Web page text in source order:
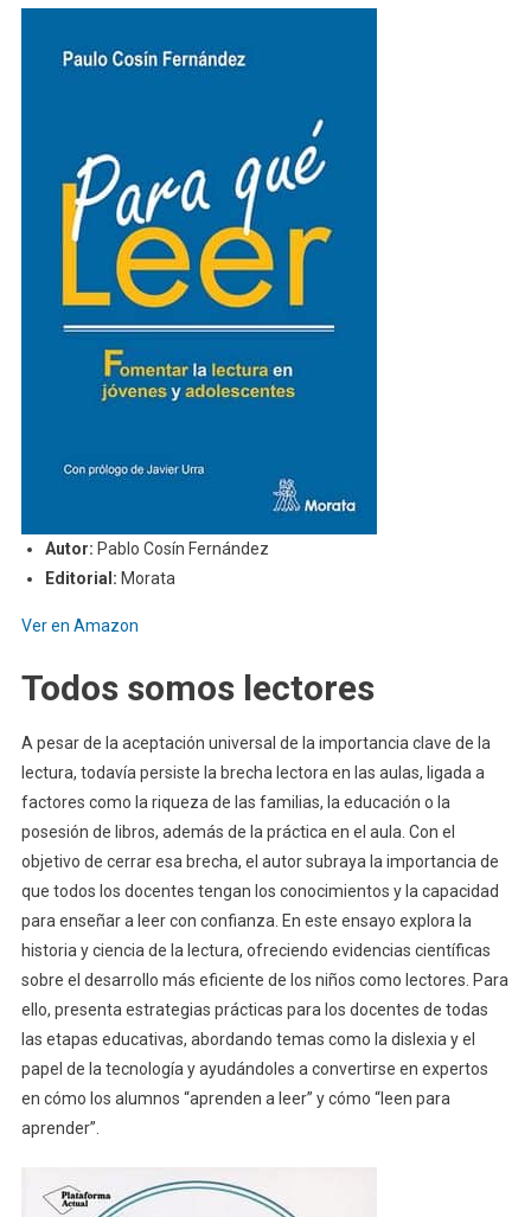
Autor: Pablo Cosín Fernández
Editorial: Morata
Ver en Amazon
Todos somos lectores
A pesar de la aceptación universal de la importancia clave de la
lectura, todavía persiste la brecha lectora en las aulas, ligada a
factores como la riqueza de las familias, la educación o la
posesión de libros, además de la práctica en el aula. Con el
objetivo de cerrar esa brecha, el autor subraya la importancia de
que todos los docentes tengan los conocimientos y la capacidad
para enseñar a leer con confianza. En este ensayo explora la
historia y ciencia de la lectura, ofreciendo evidencias científicas
sobre el desarrollo más eficiente de los niños como lectores. Para
ello, presenta estrategias prácticas para los docentes de todas
las etapas educativas, abordando temas como la dislexia y el
papel de la tecnología y ayudándoles a convertirse en expertos
en cómo los alumnos “aprenden a leer” y cómo “leen para
aprender”.